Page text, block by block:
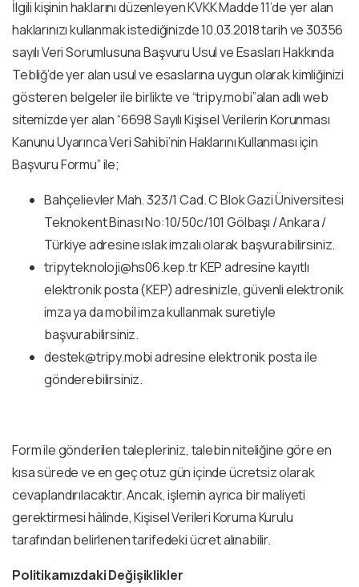
İlgili kişinin haklarını düzenleyen KVKK Madde 11’de yer alan
haklarınızı kullanmak istediğinizde 10.03.2018 tarih ve 30356
sayılı Veri Sorumlusuna Başvuru Usul ve Esasları Hakkında
Tebliğ’de yer alan usul ve esaslarına uygun olarak kimliğinizi
gösteren belgeler ile birlikte ve “tripy.mobi”alan adlı web
sitemizde yer alan “6698 Sayılı Kişisel Verilerin Korunması
Kanunu Uyarınca Veri Sahibi’nin Haklarını Kullanması için
Başvuru Formu” ile;
Bahçelievler Mah. 323/1 Cad. C Blok Gazi Üniversitesi
Teknokent Binası No:10/50c/101 Gölbaşı / Ankara /
Türkiye adresine ıslak imzalı olarak başvurabilirsiniz.
tripyteknoloji@hs06.kep.trKEP adresine kayıtlı
elektronik posta (KEP) adresinizle, güvenli elektronik
imza ya da mobil imza kullanmak suretiyle
başvurabilirsiniz.
destek@tripy.mobiadresine elektronik posta ile
gönderebilirsiniz.
Form ile gönderilen talepleriniz, talebin niteliğine göre en
kısa sürede ve en geç otuz gün içinde ücretsiz olarak
cevaplandırılacaktır. Ancak, işlemin ayrıca bir maliyeti
gerektirmesi hâlinde, Kişisel Verileri Koruma Kurulu
tarafından belirlenen tarifedeki ücret alınabilir.
Politikamızdaki Değişiklikler